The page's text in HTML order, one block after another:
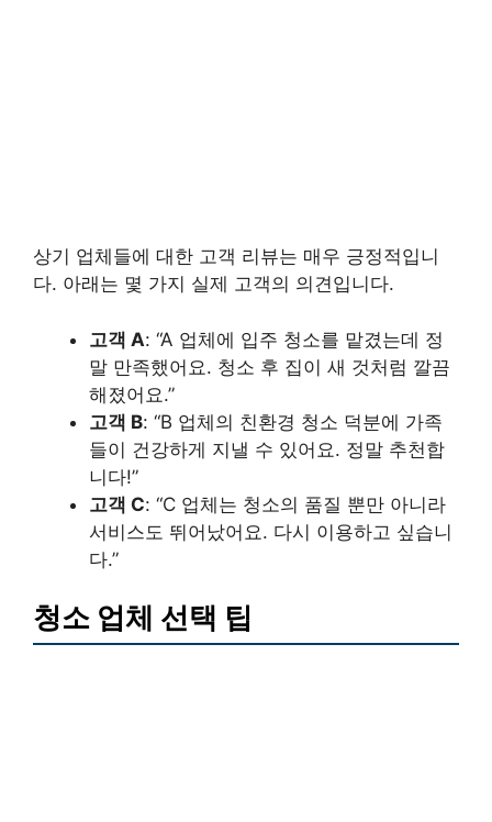
상기 업체들에 대한 고객 리뷰는 매우 긍정적입니
다. 아래는 몇 가지 실제 고객의 의견입니다.
고객 A: “A 업체에 입주 청소를 맡겼는데 정
말 만족했어요. 청소 후 집이 새 것처럼 깔끔
해졌어요.”
고객 B: “B 업체의 친환경 청소 덕분에 가족
들이 건강하게 지낼 수 있어요. 정말 추천합
니다!”
고객 C: “C 업체는 청소의 품질 뿐만 아니라
서비스도 뛰어났어요. 다시 이용하고 싶습니
다.”
청소 업체 선택 팁